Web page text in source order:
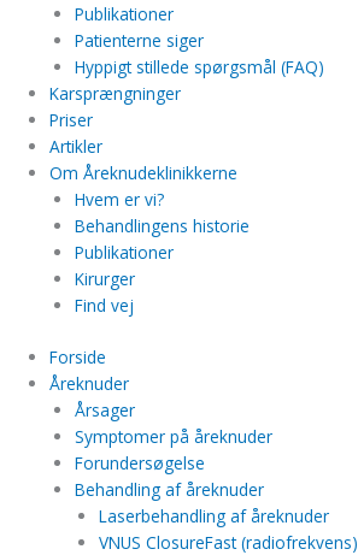
Publikationer
Patienterne siger
Hyppigt stillede spørgsmål (FAQ)
Karsprængninger
Priser
Artikler
Om Åreknudeklinikkerne
Hvem er vi?
Behandlingens historie
Publikationer
Kirurger
Find vej
Forside
Åreknuder
Årsager
Symptomer på åreknuder
Forundersøgelse
Behandling af åreknuder
Laserbehandling af åreknuder
VNUS ClosureFast (radiofrekvens)